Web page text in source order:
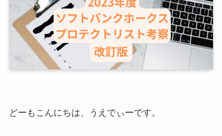
どーもこんにちは、うえでぃーです。